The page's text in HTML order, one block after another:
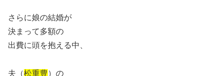
さらに娘の結婚が
決まって多額の
出費に頭を抱える中、
夫（松重豊）の